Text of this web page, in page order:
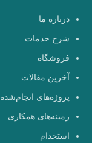
درباره ما
شرح خدمات
فروشگاه
آخرین مقالات
پروژه‌های انجام‌شده
زمینه‌های همکاری
استخدام